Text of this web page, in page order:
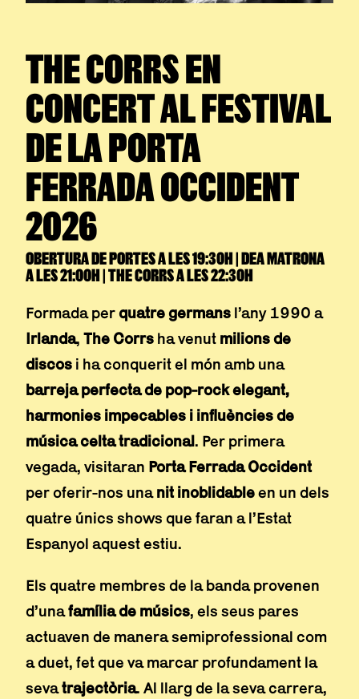
THE CORRSEN
CONCERT AL FESTIVAL
DE LA PORTA
FERRADA OCCIDENT
2026
OBERTURA DE PORTES A LES 19:30H | DEA MATRONA
A LES 21:00H | THE CORRS A LES 22:30H
Formada perquatre germans l’any 1990 a
Irlanda, The Corrs ha venut milions de
discos i ha conquerit el món amb una
barreja perfecta de pop-rock elegant,
harmonies impecables i influències de
música celta tradicional. Per primera
vegada, visitaran Porta Ferrada Occident
per oferir-nos unanit inoblidableen un dels
quatre únics shows que faran a l’Estat
Espanyol aquest estiu.
Els quatre membres de la banda provenen
d’unafamília de músics, els seus pares
actuaven de manera semiprofessional com
a duet, fet que va marcar profundament la
sevatrajectòria. Al llarg de la seva carrera,